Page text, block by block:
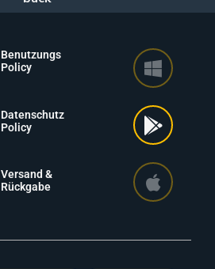
Benutzungs
Policy
Datenschutz
Policy
Versand &
Rückgabe